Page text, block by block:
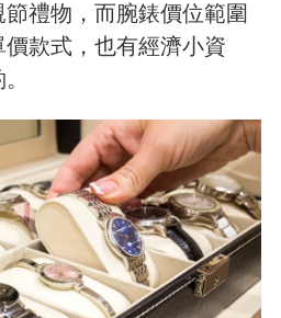
節禮物，而腕錶價位範圍
款式，也有經濟小資